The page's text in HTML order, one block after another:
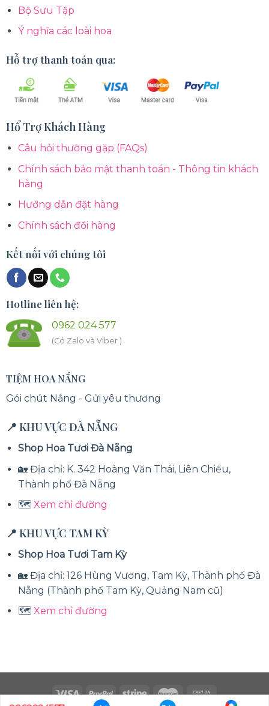
Bộ Sưu Tập
Ý nghĩa các loài hoa
Hỗ trợ thanh toán qua:
Hổ Trợ Khách Hàng
Câu hỏi thường gặp (FAQs)
Chính sách bảo mật thanh toán - Thông tin khách
hàng
Hướng dẫn đặt hàng
Chính sách đổi hàng
Kết nối với chúng tôi
Hotline liên hệ:
0962 024 577
(Có Zalo và Viber )
TIỆM HOA NẮNG
Gói chút Nắng - Gửi yêu thương
📍 KHU VỰC ĐÀ NẴNG
Shop Hoa Tươi Đà Nẵng
🏡 Địa chỉ: K. 342 Hoàng Văn Thái, Liên Chiểu,
Thành phố Đà Nẵng
🗺️Xem chỉ đường
📍 KHU VỰC TAM KỲ
Shop Hoa Tươi Tam Kỳ
🏡 Địa chỉ: 126 Hùng Vương, Tam Kỳ, Thành phố Đà
Nẵng (Thành phố Tam Kỳ, Quảng Nam cũ)
🗺️Xem chỉ đường